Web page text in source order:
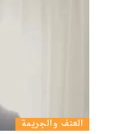
العنف والجريمة